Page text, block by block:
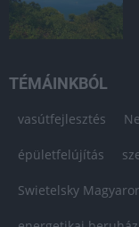
TÉMÁINKBÓL
vasútfejlesztés
épületfelújítás
Swietelsky